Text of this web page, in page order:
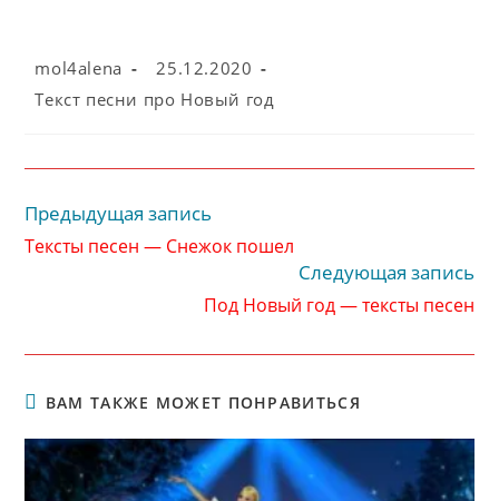
Автор
mol4alena
Запись
25.12.2020
Рубрика
Текст песни про Новый год
Читать
статьи
Предыдущая запись
Тексты песен — Снежок пошел
Следующая запись
Под Новый год — тексты песен
ВАМ ТАКЖЕ МОЖЕТ ПОНРАВИТЬСЯ